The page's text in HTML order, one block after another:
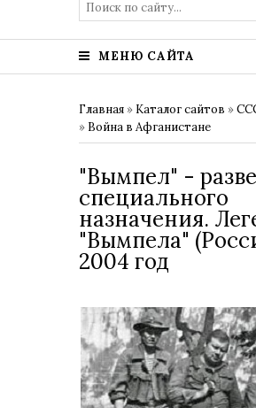
МЕНЮ САЙТА
Главная » Каталог сайтов »
» Война в Афганистане
"Вымпел" -
специального
назначения.
"Вымпела"
2004 год